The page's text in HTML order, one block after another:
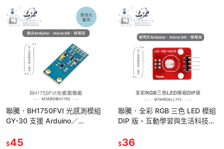
聯騰．BH1750FVI 光感測模組
GY-30 支援 Arduino／
$45
聯騰．全彩 RGB 三色 LED 模組
DIP 版・互動學習與生活科技課
$36